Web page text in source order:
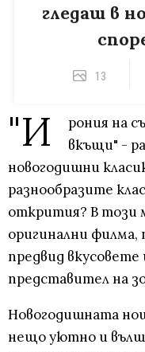
гледаш в
13
"И
рония на
вкъщи" -
новогодишни
разнообразите
открития? В този
оригинални филма,
предвид
представител на
Новогодишната
нещо уютно и